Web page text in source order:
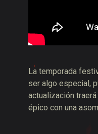
La temporada
ser algo especial,
actualización
épico con una